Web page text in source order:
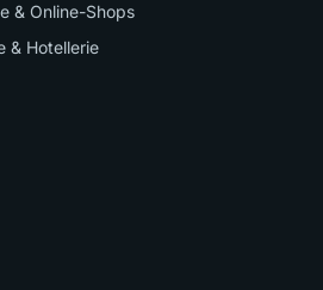
& Online-Shops
& Hotellerie